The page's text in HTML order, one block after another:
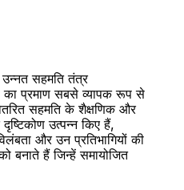
सहमति तंत्र
का प्रमाण सबसे व्यापक रूप से
सहमति के शैक्षणिक और
उत्पन्न किए हैं,
और उन प्रतिभागियों की
बनाते हैं जिन्हें समायोजित